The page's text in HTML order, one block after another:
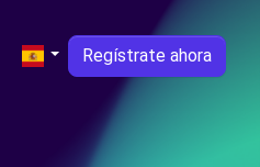
Regístrate ahora